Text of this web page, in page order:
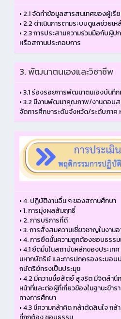
• 2.1 จัดทำข้อมูลสารสนเทศของผู้เรี
• 2.2 ดำเนินการตามระบบดูแลช่วยเ
• 2.3 การประสานความร่วมมือกับผู้ป
หรือสถานประกอบการ
3. พัฒนาตนเองและวิชาชีพ
•3.1 ร่องรอยการพัฒนาตนเองบันทึก
•3.2 มีงานพัฒนาคุณภาพ/งานตอบส
จัดการศึกษาระดับจังหวัด/ระดับภาค
•4. ปฏิบัติงานอื่น ๆ ของสถานศึกษา
•1. การมุ่งผลสัมฤทธิ์
• 2. การบริการที่ดี
•3. การสั่งสมความเชี่ยวชาญในงาน
•4. การยึดมั่นความถูกต้องชอบธรร
•4.1 ยึดมั่นในสถาบันหลักของประเท
มหากษัตริย์ และการปกครองระบอบ
กษัตริย์ทรงเป็นประมุข
•4.2 มีความซื่อสัตย์ สุจริต มีจิตสำ
หน้าที่และต่อผู้ที่เกี่ยวข้องในฐานะข้า
ทางการศึกษา
•4.3 มีความกล้าคิด กล้าตัดสินใจ กล้